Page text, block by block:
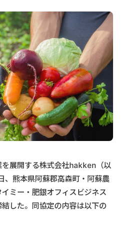
展開する株式会社hakken（以
熊本県阿蘇郡⾼森町・阿蘇農
ミー・肥銀オフィスビジネス
した。同協定の内容は以下の